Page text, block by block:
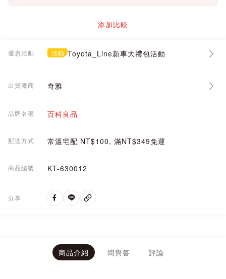
添加比較
優惠活動 活動 Toyota_Line新車大禮包活動
出貨廠商 奇雅
品牌名稱 百科良品
配送方式 常溫宅配 NT$100, 滿NT$349免運
商品編號 KT-630012
分享
商品介紹 問與答 評論